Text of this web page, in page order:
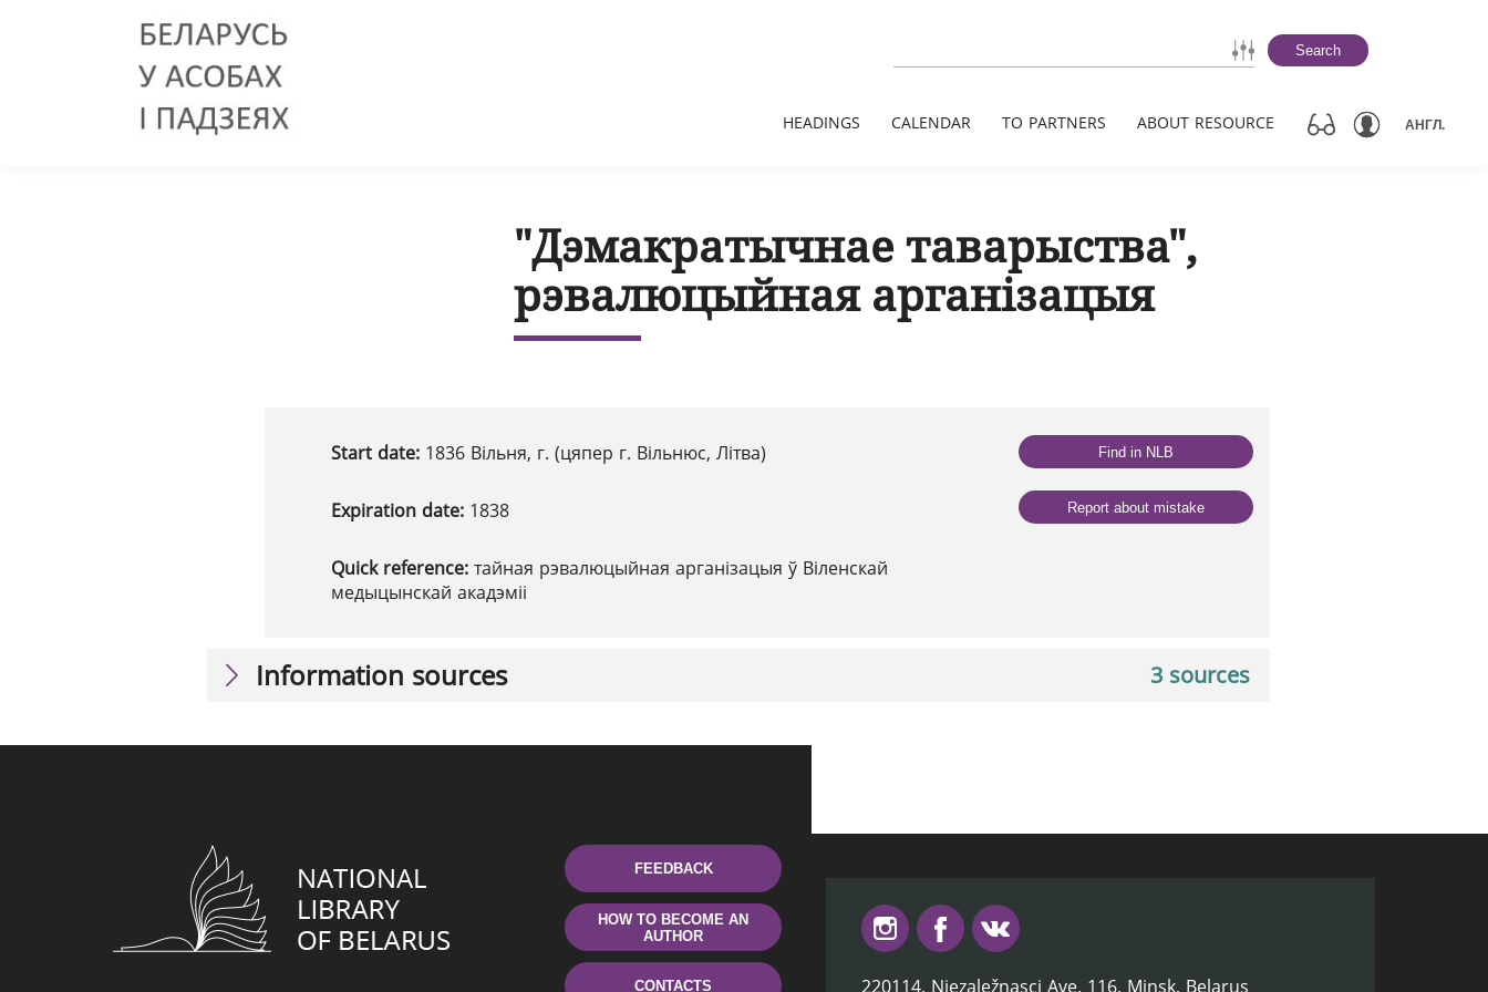
Search
HEADINGS CALENDAR TO PARTNERS ABOUT RESOURCE АНГЛ.
"Дэмакратычнае таварыства",
рэвалюцыйная арганізацыя
Start date: 1836 Вільня, г. (цяпер г. Вільнюс, Літва)
Expiration date: 1838
Quick reference: тайная рэвалюцыйная арганізацыя ў Віленскай
медыцынскай акадэміі
Find in NLB
Report about mistake
3 sources
Information sources
FEEDBACK
HOW TO BECOME AN
AUTHOR
CONTACTS 220114, Niezaležnasci Ave. 116, Minsk, Belarus